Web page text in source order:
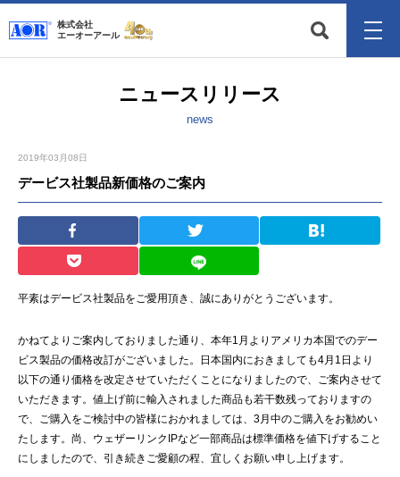
株式会社
エーオーアール
ニュースリリース
news
2019年03月08日
デービス社製品新価格のご案内
平素はデービス社製品をご愛用頂き、誠にありがとうございます。
かねてよりご案内しておりました通り、本年1月よりアメリカ本国でのデー
ビス製品の価格改訂がございました。日本国内におきましても4月1日より
以下の通り価格を改定させていただくことになりましたので、ご案内させて
いただきます。値上げ前に輸入されました商品も若干数残っておりますの
で、ご購入をご検討中の皆様におかれましては、3月中のご購入をお勧めい
たします。尚、ウェザーリンクIPなど一部商品は標準価格を値下げすること
にしましたので、引き続きご愛顧の程、宜しくお願い申し上げます。